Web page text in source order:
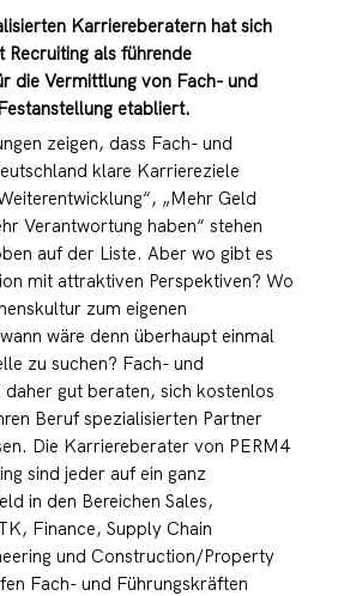
Karriereberatern hat sich
Recruiting als führende
die Vermittlung von Fach- und
etabliert.
zeigen, dass Fach- und
klare Karriereziele
„Mehr Geld
Verantwortung haben“ stehen
auf der Liste. Aber wo gibt es
mit attraktiven Perspektiven? Wo
zum eigenen
wäre denn überhaupt einmal
zu suchen? Fach- und
daher gut beraten, sich kostenlos
Beruf spezialisierten Partner
Die Karriereberater von PERM4
sind jeder auf ein ganz
in den Bereichen Sales,
Finance, Supply Chain
und Construction/Property
Fach- und Führungskräften